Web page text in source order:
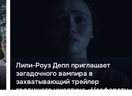
Лили-Роуз Депп приглашает
загадочного вампира в
захватывающий трейлер
грядущего ужастика «Носферату»